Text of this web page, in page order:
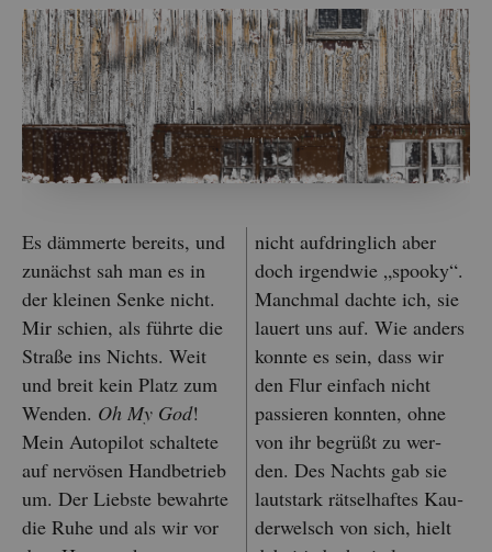
Es däm­mer­te be­reits, und
zu­nächst sah man es in
der klei­nen Senke nicht.
Mir schien, als führ­te die
Stra­ße ins Nichts. Weit
und breit kein Platz zum
Wen­den. Oh My God!
Mein Au­to­pi­lot schal­te­te
auf ner­vö­sen Hand­be­trieb
um. Der Liebs­te be­wahr­te
die Ruhe und als wir vor
nicht auf­dring­lich aber
doch ir­gend­wie „spoo­ky“.
Manch­mal dach­te ich, sie
lau­ert uns auf. Wie an­ders
konn­te es sein, dass wir
den Flur ein­fach nicht
pas­sie­ren konn­ten, ohne
von ihr be­grü­ßt zu wer­
den. Des Nachts gab sie
laut­stark rät­sel­haf­tes Kau­
der­welsch von sich, hielt